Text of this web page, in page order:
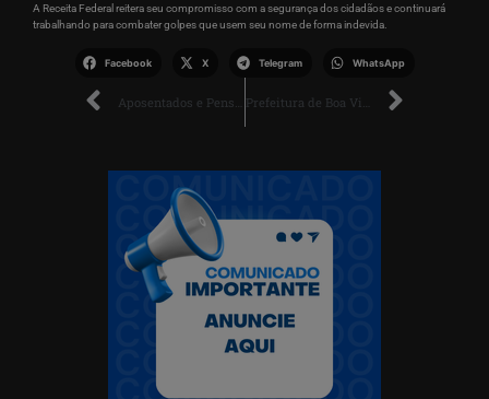
A Receita Federal reitera seu compromisso com a segurança dos cidadãos e continuará
trabalhando para combater golpes que usem seu nome de forma indevida.
Facebook X Telegram WhatsApp